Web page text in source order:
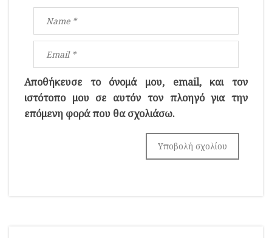
Αποθήκευσε το όνομά μου, email, και τον
ιστότοπο μου σε αυτόν τον πλοηγό για την
επόμενη φορά που θα σχολιάσω.